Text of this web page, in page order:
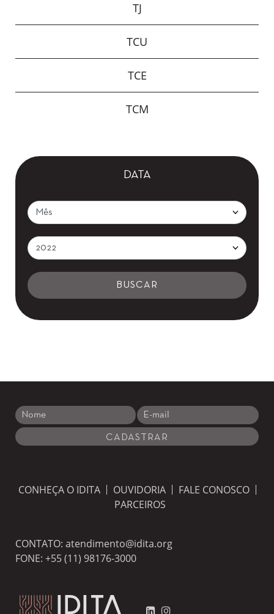
TJ
TCU
TCE
TCM
DATA
CONHEÇA O IDITA OUVIDORIA
FALE CONOSCO
PARCEIROS
CONTATO: atendimento@idita.org
FONE: +55 (11) 98176-3000